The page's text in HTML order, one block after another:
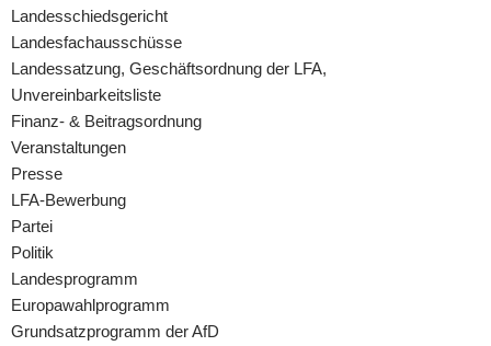
Landesschiedsgericht
Landesfachausschüsse
Landessatzung, Geschäftsordnung der LFA,
Unvereinbarkeitsliste
Finanz- & Beitragsordnung
Veranstaltungen
Presse
LFA-Bewerbung
Partei
Politik
Landesprogramm
Europawahlprogramm
Grundsatzprogramm der AfD